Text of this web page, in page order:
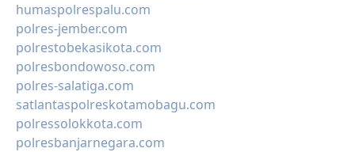
humaspolrespalu.com
polres-jember.com
polrestobekasikota.com
polresbondowoso.com
polres-salatiga.com
satlantaspolreskotamobagu.com
polressolokkota.com
polresbanjarnegara.com